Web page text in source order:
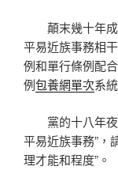
顛末幾十年成
平易近族事務相
例和單行條例配
例包養網單次系
黨的十八年夜
平易近族事務”，
理才能和程度”。